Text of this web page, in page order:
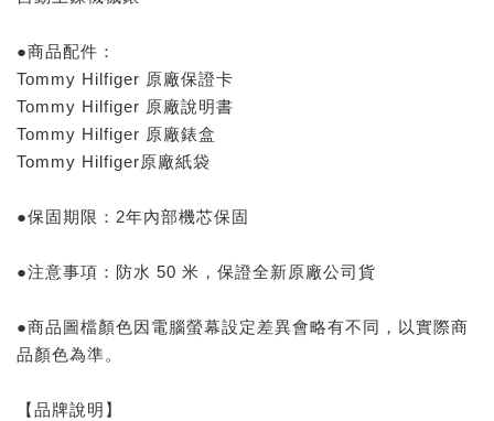
●商品配件：
Tommy Hilfiger 原廠保證卡
Tommy Hilfiger 原廠說明書
Tommy Hilfiger 原廠錶盒
Tommy Hilfiger原廠紙袋
●保固期限：2年內部機芯保固
●注意事項：防水 50 米，保證全新原廠公司貨
●商品圖檔顏色因電腦螢幕設定差異會略有不同，以實際商
品顏色為準。
【品牌說明】